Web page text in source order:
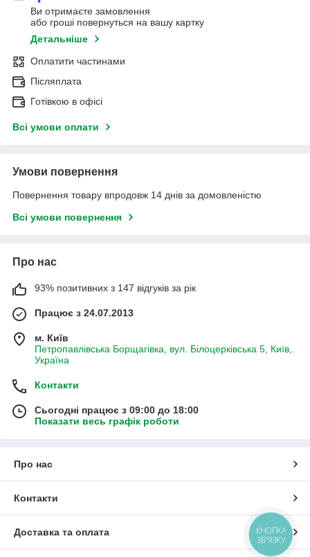
Ви отримаєте замовлення
або гроші повернуться на вашу картку
Детальніше
Оплатити частинами
Післяплата
Готівкою в офісі
Всі умови оплати
Умови повернення
Повернення товару впродовж 14 днів за домовленістю
Всі умови повернення
Про нас
93% позитивних з 147 відгуків за рік
Працює з 24.07.2013
м. Київ
Петропавлівська Борщагівка, вул. Білоцерківська 5, Київ,
Україна
Контакти
Сьогодні працює з 09:00 до 18:00
Показати весь графік роботи
Про нас
Контакти
Доставка та оплата
КНОПКА
ЗВ'ЯЗКУ